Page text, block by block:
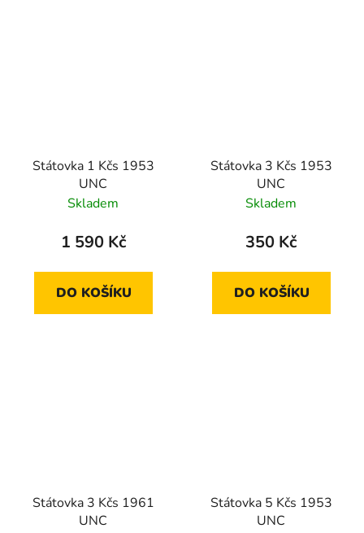
Státovka 1 Kčs 1953
UNC
Skladem
1 590 Kč
DO KOŠÍKU
Státovka 3 Kčs 1953
UNC
Skladem
350 Kč
DO KOŠÍKU
Státovka 3 Kčs 1961
UNC
Státovka 5 Kčs 1953
UNC